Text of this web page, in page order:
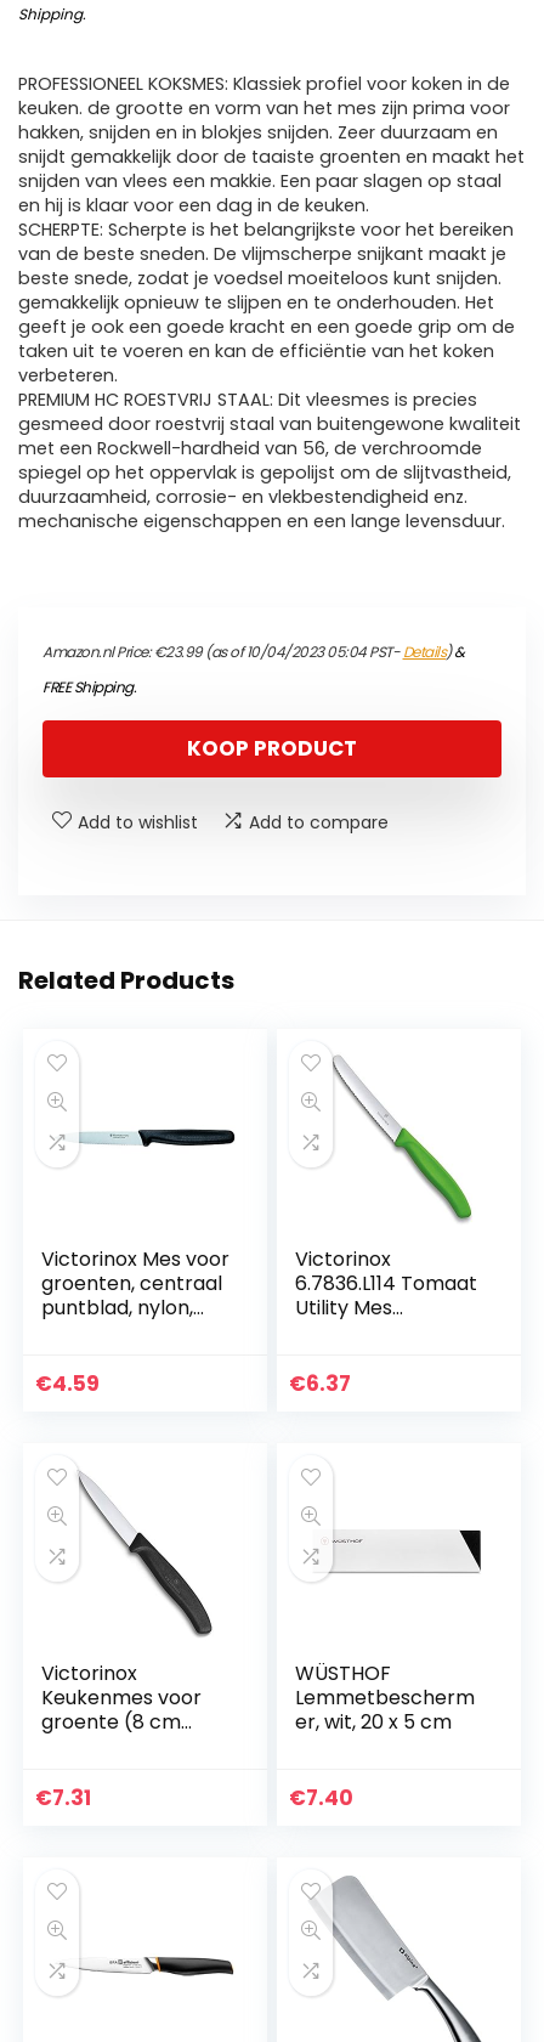
Shipping.
PROFESSIONEEL KOKSMES: Klassiek profiel voor koken in de
keuken. de grootte en vorm van het mes zijn prima voor
hakken, snijden en in blokjes snijden. Zeer duurzaam en
snijdt gemakkelijk door de taaiste groenten en maakt het
snijden van vlees een makkie. Een paar slagen op staal
en hij is klaar voor een dag in de keuken.
SCHERPTE: Scherpte is het belangrijkste voor het bereiken
van de beste sneden. De vlijmscherpe snijkant maakt je
beste snede, zodat je voedsel moeiteloos kunt snijden.
gemakkelijk opnieuw te slijpen en te onderhouden. Het
geeft je ook een goede kracht en een goede grip om de
taken uit te voeren en kan de efficiëntie van het koken
verbeteren.
PREMIUM HC ROESTVRIJ STAAL: Dit vleesmes is precies
gesmeed door roestvrij staal van buitengewone kwaliteit
met een Rockwell-hardheid van 56, de verchroomde
spiegel op het oppervlak is gepolijst om de slijtvastheid,
duurzaamheid, corrosie- en vlekbestendigheid enz.
mechanische eigenschappen en een lange levensduur.
Amazon.nl Price:€23.99(as of 10/04/2023 05:04 PST-Details)&
FREE Shipping.
KOOP PRODUCT
Add to wishlist Add to compare
Related Products
Victorinox Mes voor
groenten, centraal
puntblad, nylon,
€4.59
Victorinox
6.7836.L114 Tomaat
Utility Mes
€6.37
Victorinox
Keukenmes voor
groente (8 cm
middelpunt,
€7.31
WÜSTHOF
Lemmetbescherm
er, wit, 20 x 5 cm
€7.40